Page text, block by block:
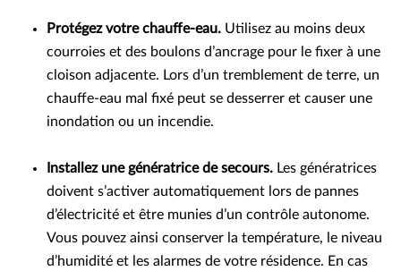
Protégez votre chauffe-eau. Utilisez au moins deux
courroies et des boulons d’ancrage pour le fixer à une
cloison adjacente. Lors d’un tremblement de terre, un
chauffe-eau mal fixé peut se desserrer et causer une
inondation ou un incendie.
Installez une génératrice de secours. Les génératrices
doivent s’activer automatiquement lors de pannes
d’électricité et être munies d’un contrôle autonome.
Vous pouvez ainsi conserver la température, le niveau
d’humidité et les alarmes de votre résidence. En cas